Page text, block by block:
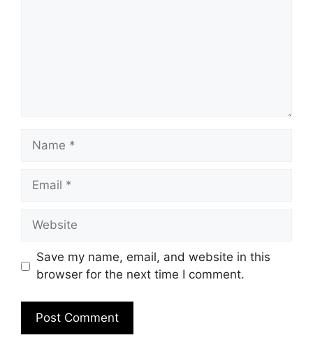
Name
Email
Website
Save my name, email, and website in this
browser for the next time I comment.